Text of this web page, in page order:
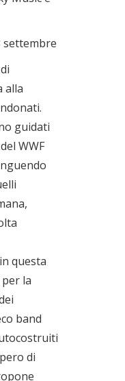
settembre
alla
guidati
WWF
questa
la
band
di